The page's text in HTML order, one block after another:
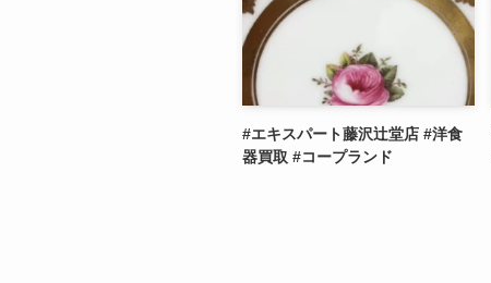
#エキスパート藤沢辻堂店 #洋食
器買取 #コープランド